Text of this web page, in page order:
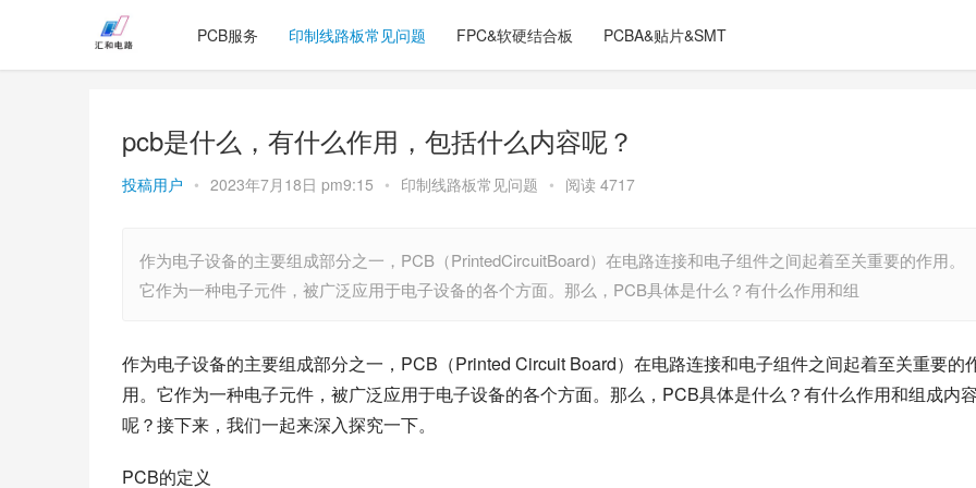
PCB服务 印制线路板常见问题 FPC&软硬结合板 PCBA&贴片&SMT
pcb是什么，有什么作用，包括什么内容呢？
投稿用户 • 2023年7月18日 pm9:15 • 印制线路板常见问题 • 阅读 4717
作为电子设备的主要组成部分之一，PCB（PrintedCircuitBoard）在电路连接和电子组件之间起着至关重要的作用。
它作为一种电子元件，被广泛应用于电子设备的各个方面。那么，PCB具体是什么？有什么作用和组
作为电子设备的主要组成部分之一，PCB（Printed Circuit Board）在电路连接和电子组件之间起着至关重要的
用。它作为一种电子元件，被广泛应用于电子设备的各个方面。那么，PCB具体是什么？有什么作用和组成内
呢？接下来，我们一起来深入探究一下。
PCB的定义